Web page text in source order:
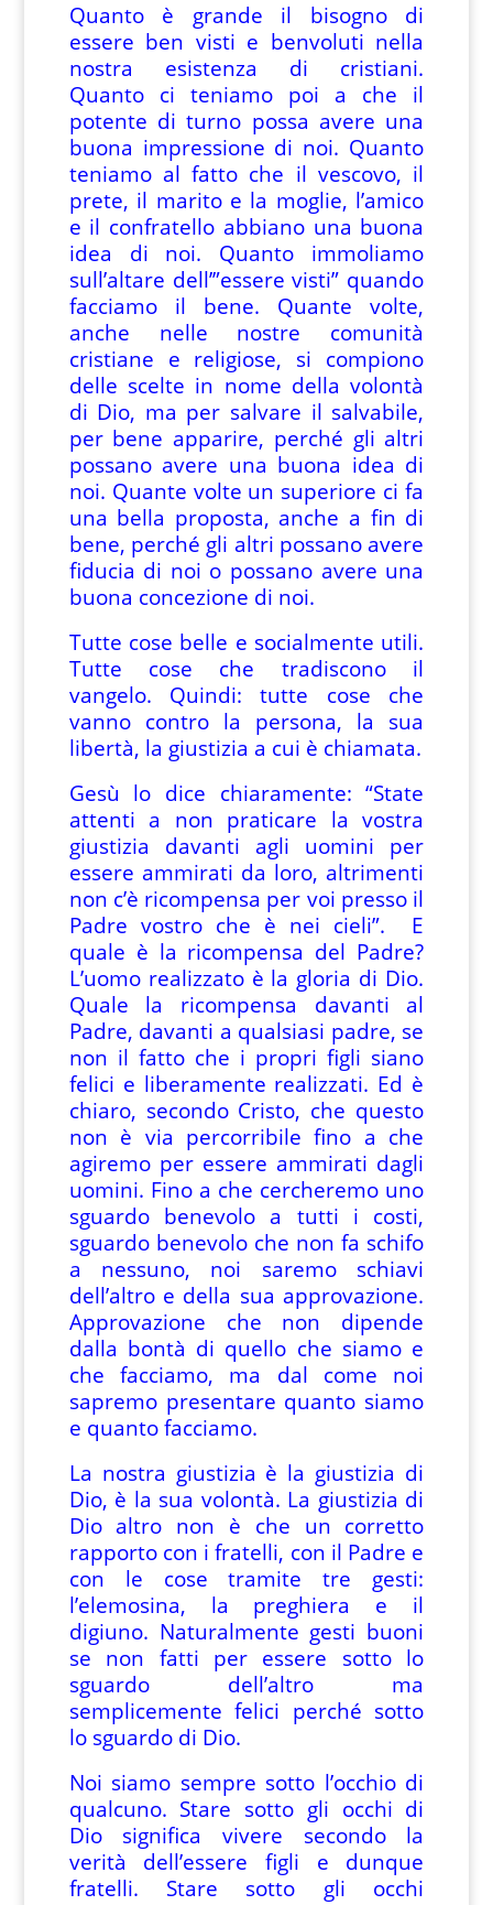
Quanto è grande il bisogno di
essere ben visti e benvoluti nella
nostra esistenza di cristiani.
Quanto ci teniamo poi a che il
potente di turno possa avere una
buona impressione di noi. Quanto
teniamo al fatto che il vescovo, il
prete, il marito e la moglie, l’amico
e il confratello abbiano una buona
idea di noi. Quanto immoliamo
sull’altare dell’”essere visti” quando
facciamo il bene. Quante volte,
anche nelle nostre comunità
cristiane e religiose, si compiono
delle scelte in nome della volontà
di Dio, ma per salvare il salvabile,
per bene apparire, perché gli altri
possano avere una buona idea di
noi. Quante volte un superiore ci fa
una bella proposta, anche a fin di
bene, perché gli altri possano avere
fiducia di noi o possano avere una
buona concezione di noi.
Tutte cose belle e socialmente utili.
Tutte cose che tradiscono il
vangelo. Quindi: tutte cose che
vanno contro la persona, la sua
libertà, la giustizia a cui è chiamata.
Gesù lo dice chiaramente: “State
attenti a non praticare la vostra
giustizia davanti agli uomini per
essere ammirati da loro, altrimenti
non c’è ricompensa per voi presso il
Padre vostro che è nei cieli”. E
quale è la ricompensa del Padre?
L’uomo realizzato è la gloria di Dio.
Quale la ricompensa davanti al
Padre, davanti a qualsiasi padre, se
non il fatto che i propri figli siano
felici e liberamente realizzati. Ed è
chiaro, secondo Cristo, che questo
non è via percorribile fino a che
agiremo per essere ammirati dagli
uomini. Fino a che cercheremo uno
sguardo benevolo a tutti i costi,
sguardo benevolo che non fa schifo
a nessuno, noi saremo schiavi
dell’altro e della sua approvazione.
Approvazione che non dipende
dalla bontà di quello che siamo e
che facciamo, ma dal come noi
sapremo presentare quanto siamo
e quanto facciamo.
La nostra giustizia è la giustizia di
Dio, è la sua volontà. La giustizia di
Dio altro non è che un corretto
rapporto con i fratelli, con il Padre e
con le cose tramite tre gesti:
l’elemosina, la preghiera e il
digiuno. Naturalmente gesti buoni
se non fatti per essere sotto lo
sguardo dell’altro ma
semplicemente felici perché sotto
lo sguardo di Dio.
Noi siamo sempre sotto l’occhio di
qualcuno. Stare sotto gli occhi di
Dio significa vivere secondo la
verità dell’essere figli e dunque
fratelli. Stare sotto gli occhi